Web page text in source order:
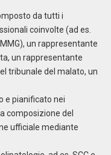
da tutti i
coinvolte (ad es.
un rappresentante
un rappresentante
tribunale del malato, un
e pianificato nei
composizione del
ufficiale mediante